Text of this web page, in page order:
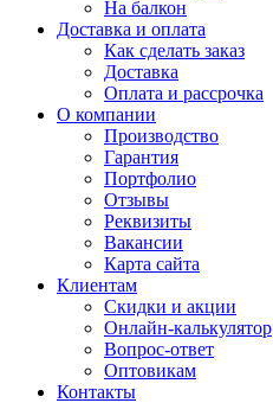
На балкон
Доставка и оплата
Как сделать заказ
Доставка
Оплата и рассрочка
О компании
Производство
Гарантия
Портфолио
Отзывы
Реквизиты
Вакансии
Карта сайта
Клиентам
Скидки и акции
Онлайн-калькулятор
Вопрос-ответ
Оптовикам
Контакты